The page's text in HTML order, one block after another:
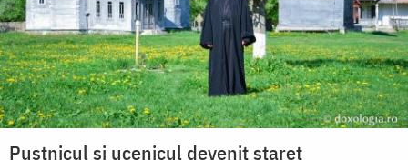
Pustnicul și ucenicul devenit stareț